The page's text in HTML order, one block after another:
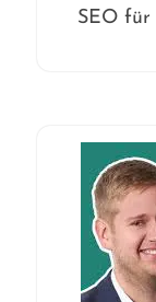
SEO für